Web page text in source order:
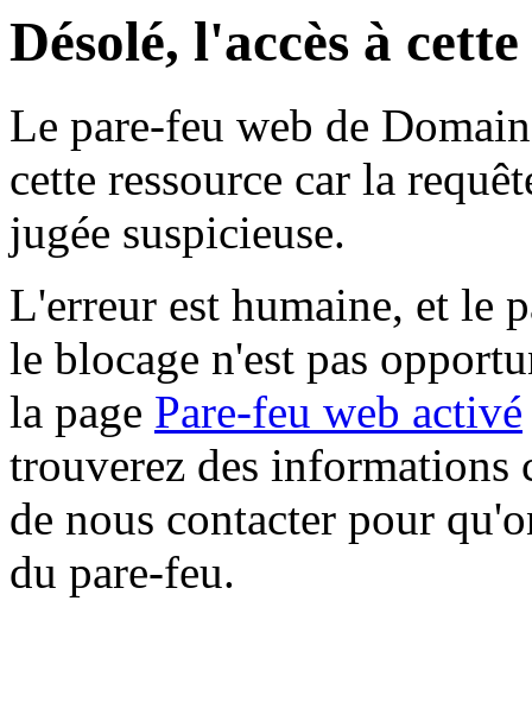
Désolé, l'accès à
Le pare-feu web de
cette ressource car la
jugée suspicieuse.
L'erreur est humaine, et le
le blocage n'est pas
la page Pare-feu web activé
trouverez des informations
de nous contacter pour
du pare-feu.